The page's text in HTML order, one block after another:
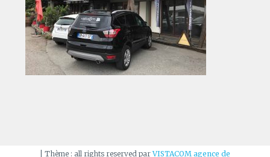
Thème : all rights reserved parVISTACOM agence de